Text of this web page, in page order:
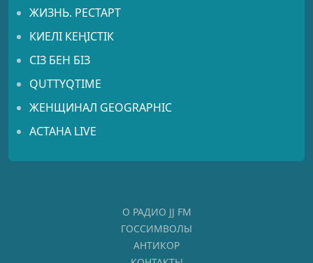
ЖИЗНЬ. РЕСТАРТ
КИЕЛІ КЕҢІСТІК
СІЗ БЕН БІЗ
QUTTYQTIME
ЖЕНЩИНАЛ GEOGRAPHIC
АСТАНА LIVE
О РАДИО JJ FM
ГОССИМВОЛЫ
АНТИКОР